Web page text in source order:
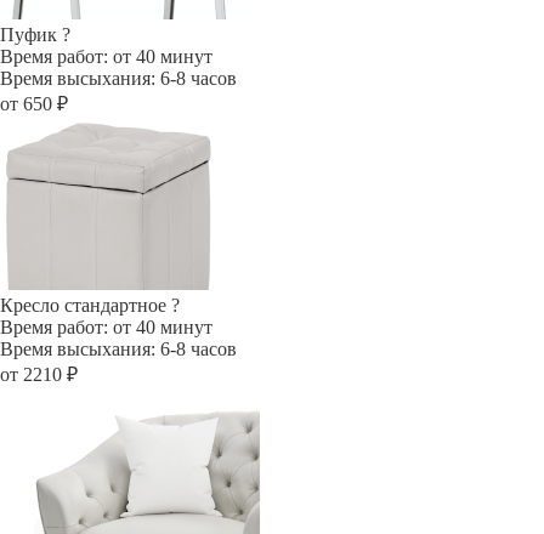
Пуфик ?
Время работ: от 40 минут
Время высыхания: 6-8 часов
от 650 ₽
Кресло стандартное ?
Время работ: от 40 минут
Время высыхания: 6-8 часов
от 2210 ₽